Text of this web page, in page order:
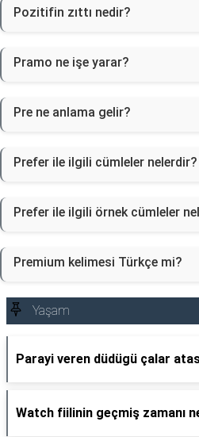
Pozitifin zıttı nedir?
Pramo ne işe yarar?
Pre ne anlama gelir?
Prefer ile ilgili cümleler nelerdir?
Prefer ile ilgili örnek cümleler
Premium kelimesi Türkçe mi?
Yaşam
Parayi veren düdügü çalar
Watch fiilinin geçmiş zamanı